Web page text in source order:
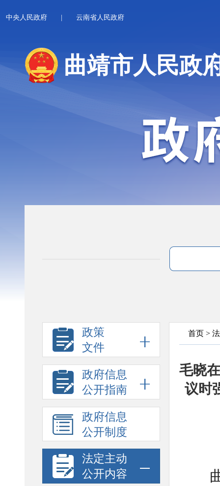
中央人民政府 云南省人民政府
曲靖市人民政
政策
文件
政府信息
公开指南
政府信息
公开制度
法定主动
公开内容
首页 >
毛晓
议时